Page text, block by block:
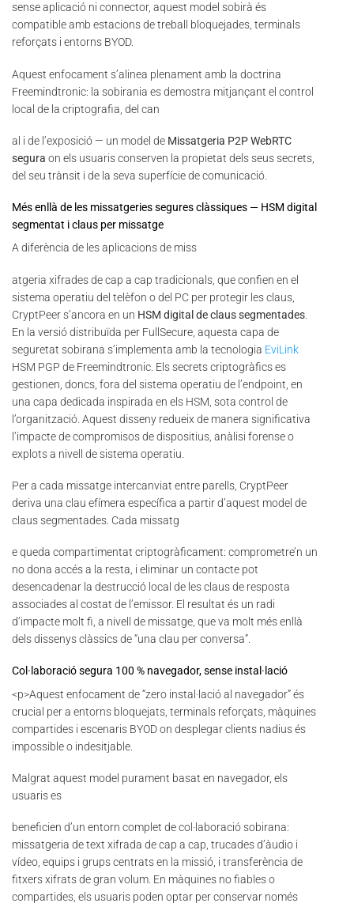
sense aplicació ni connector, aquest model sobirà és
compatible amb estacions de treball bloquejades, terminals
reforçats i entorns BYOD.
Aquest enfocament s’alinea plenament amb la doctrina
Freemindtronic: la sobirania es demostra mitjançant el control
local de la criptografia, del can
al i de l’exposició — un model de Missatgeria P2P WebRTC
segura on els usuaris conserven la propietat dels seus secrets,
del seu trànsit i de la seva superfície de comunicació.
Més enllà de les missatgeries segures clàssiques — HSM digital
segmentat i claus per missatge
A diferència de les aplicacions de miss
atgeria xifrades de cap a cap tradicionals, que confien en el
sistema operatiu del telèfon o del PC per protegir les claus,
CryptPeer s’ancora en un HSM digital de claus segmentades
En la versió distribuïda per FullSecure, aquesta capa de
seguretat sobirana s’implementa amb la tecnologia EviLink
HSM PGP de Freemindtronic. Els secrets criptogràfics es
gestionen, doncs, fora del sistema operatiu de l’endpoint, en
una capa dedicada inspirada en els HSM, sota control de
l’organització. Aquest disseny redueix de manera significativa
l’impacte de compromisos de dispositius, anàlisi forense o
explots a nivell de sistema operatiu.
Per a cada missatge intercanviat entre parells, CryptPeer
deriva una clau efímera específica a partir d’aquest model de
claus segmentades. Cada missatg
e queda compartimentat criptogràficament: comprometre’n un
no dona accés a la resta, i eliminar un contacte pot
desencadenar la destrucció local de les claus de resposta
associades al costat de l’emissor. El resultat és un radi
d’impacte molt fi, a nivell de missatge, que va molt més enllà
dels dissenys clàssics de “una clau per conversa”.
Col·laboració segura 100 % navegador, sense instal·lació
<p>Aquest enfocament de “zero instal·lació al navegador” és
crucial per a entorns bloquejats, terminals reforçats, màquines
compartides i escenaris BYOD on desplegar clients nadius és
impossible o indesitjable.
Malgrat aquest model purament basat en navegador, els
usuaris es
beneficien d’un entorn complet de col·laboració sobirana:
missatgeria de text xifrada de cap a cap, trucades d’àudio i
vídeo, equips i grups centrats en la missió, i transferència de
fitxers xifrats de gran volum. En màquines no fiables o
compartides, els usuaris poden optar per conservar només